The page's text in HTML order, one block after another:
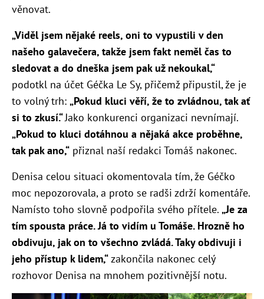
věnovat.
„Viděl jsem nějaké reels, oni to vypustili v den
našeho galavečera, takže jsem fakt neměl čas to
sledovat a do dneška jsem pak už nekoukal,“
podotkl na účet Géčka Le Sy, přičemž připustil, že je
to volný trh: „Pokud kluci věří, že to zvládnou, tak ať
si to zkusí.“Jako konkurenci organizaci nevnímají.
„Pokud to kluci dotáhnou a nějaká akce proběhne,
tak pak ano,“ přiznal naší redakci Tomáš nakonec.
Denisa celou situaci okomentovala tím, že Géčko
moc nepozorovala, a proto se radši zdrží komentáře.
Namísto toho slovně podpořila svého přítele. „Je za
tím spousta práce. Já to vidím u Tomáše. Hrozně ho
obdivuju, jak on to všechno zvládá. Taky obdivuji i
jeho přístup k lidem,“zakončila nakonec celý
rozhovor Denisa na mnohem pozitivnější notu.